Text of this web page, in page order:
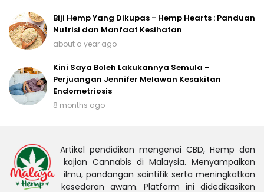
Biji Hemp Yang Dikupas - Hemp Hearts : Panduan
Nutrisi dan Manfaat Kesihatan
about a year ago
Kini Saya Boleh Lakukannya Semula –
Perjuangan Jennifer Melawan Kesakitan
Endometriosis
8 months ago
Artikel pendidikan mengenai CBD, Hemp dan
kajian Cannabis di Malaysia. Menyampaikan
ilmu, pandangan saintifik serta meningkatkan
kesedaran awam. Platform ini didedikasikan